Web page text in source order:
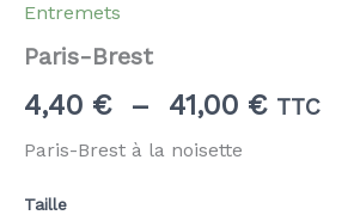
Entremets
Paris-Brest
4,40 € – 41,00 €Plage
TTC
Paris-Brest à la noisette
Taille